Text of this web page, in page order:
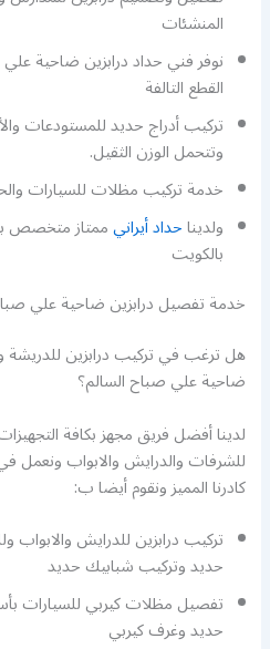
المنشئات
نوفر فني حداد درابزين ضاحية
القطع التالفة
تركيب أدراج حديد للمستودعات
وتتحمل الوزن الثقيل.
خدمة تركيب مظلات للسيارات
ولديناحداد أيرانيممتاز متخصص
بالكويت
خدمة تفصيل درابزين ضاحية علي
هل ترغب في تركيب درابزين
ضاحية علي صباح السالم؟
لدينا أفضل فريق مجهز بكافة
للشرفات والدرايش والابواب ونعمل في
كادرنا المميز ونقوم أيضا ب:
تركيب درابزين للدرايش والابواب
حديد وتركيب شبابيك حديد
تفصيل مظلات كيربي للسيارات
حديد وغرف كيربي